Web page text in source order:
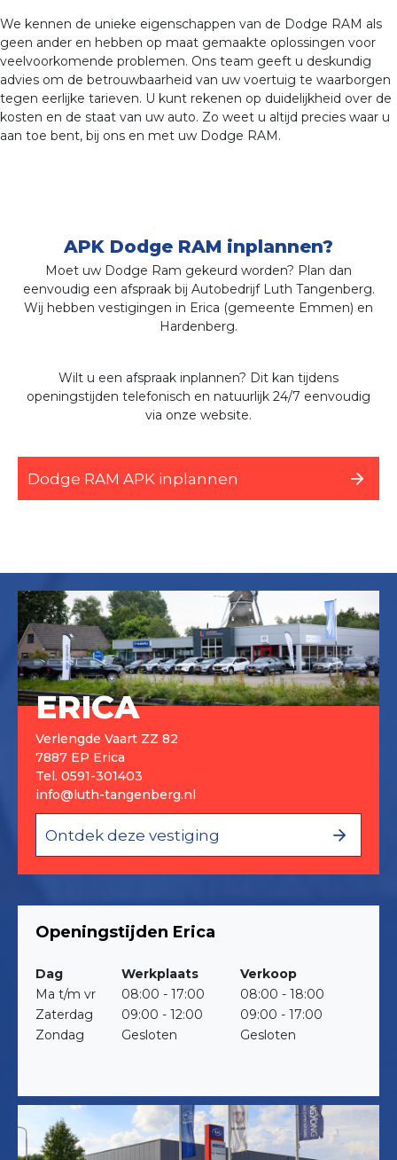
We kennen de unieke eigenschappen van de Dodge RAM als
geen ander en hebben op maat gemaakte oplossingen voor
veelvoorkomende problemen. Ons team geeft u deskundig
advies om de betrouwbaarheid van uw voertuig te waarborgen
tegen eerlijke tarieven. U kunt rekenen op duidelijkheid over de
kosten en de staat van uw auto. Zo weet u altijd precies waar u
aan toe bent, bij ons en met uw Dodge RAM.
APK Dodge RAM inplannen?
Moet uw Dodge Ram gekeurd worden? Plan dan
eenvoudig een afspraak bij Autobedrijf Luth Tangenberg.
Wij hebben vestigingen in Erica (gemeente Emmen) en
Hardenberg.
Wilt u een afspraak inplannen? Dit kan tijdens
openingstijden telefonisch en natuurlijk 24/7 eenvoudig
via onze website.
Dodge RAM APK inplannen
ERICA
Verlengde Vaart ZZ 82
7887 EP Erica
Tel. 0591-301403
info@luth-tangenberg.nl
Ontdek deze vestiging
Openingstijden Erica
Dag Werkplaats
Verkoop
Ma t/m vr
08:00 - 17:00
08:00 - 18:00
Zaterdag
09:00 - 12:00
09:00 - 17:00
Zondag
Gesloten Gesloten